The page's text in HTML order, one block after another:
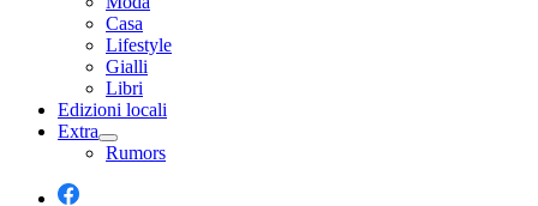
Casa
Lifestyle
Gialli
Libri
Edizioni locali
Extra
Rumors